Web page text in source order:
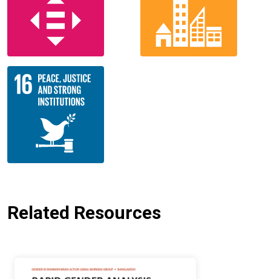
Related Resources